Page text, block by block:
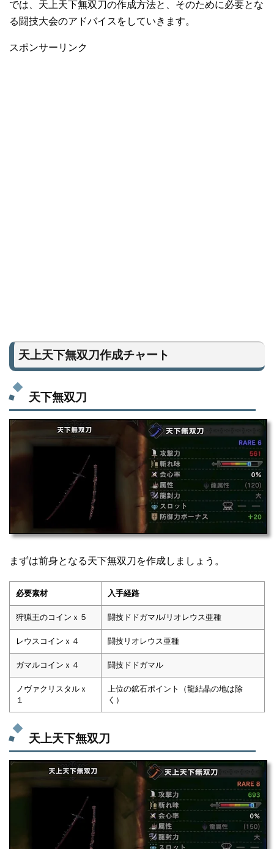
では、天上天下無双刀の作成方法と、そのために必要とな
る闘技大会のアドバイスをしていきます。
スポンサーリンク
天上天下無双刀作成チャート
天下無双刀
まずは前身となる天下無双刀を作成しましょう。
必要素材 入手経路
狩猟王のコインｘ５ 闘技ドドガマル/リオレウス亜種
レウスコインｘ４ 闘技リオレウス亜種
ガマルコインｘ４ 闘技ドドガマル
ノヴァクリスタルｘ
１
上位の鉱石ポイント（龍結晶の地は除
く）
天上天下無双刀